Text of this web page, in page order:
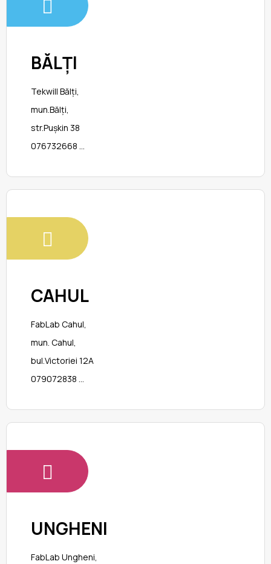
BĂLȚI
Tekwill Bălți,
mun.Bălți,
str.Pușkin 38
076732668
CAHUL
FabLab Cahul,
mun. Cahul,
bul.Victoriei 12A
079072838
UNGHENI
FabLab Ungheni,